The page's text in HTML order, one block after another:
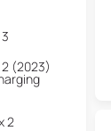
(2023)
2